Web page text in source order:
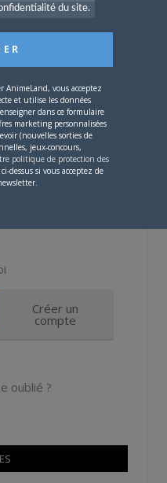
e-mail
Créer un
compte
oublié ?
du site.
AnimeLand, vous acceptez
et utilise les données
dans ce formulaire
marketing personnalisées
(nouvelles sorties de
jeux-concours,
politique de protection des
dessus si vous acceptez de